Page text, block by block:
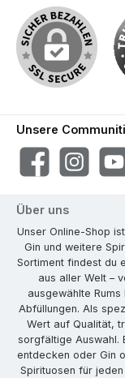
Unsere
FacebookInstagram
Über uns
Unser Online-Shop
Gin und weitere
Sortiment findest du
aus aller Welt –
ausgewählte
Abfüllungen. Als
Wert auf Qualität,
sorgfältige Auswahl.
entdecken oder Gin
Spirituosen für